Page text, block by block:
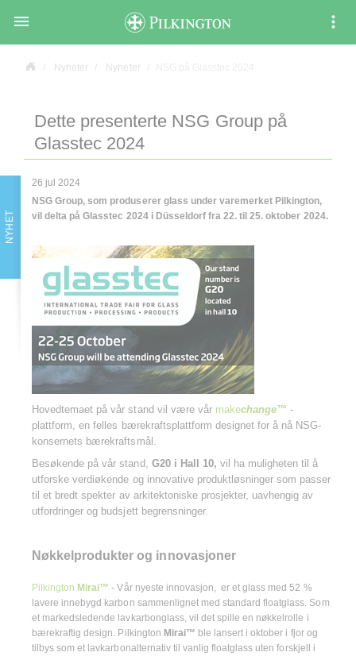

Nyheter Nyheter
Dette presenterte NSG Group på
Glasstec 2024
NYHET
26 jul 2024
NSG Group, som produserer glass under varemerket Pilkington,
vil delta på Glasstec 2024 i Düsseldorf fra 22. til 25. oktober 2024.
Hovedtemaet på vår stand vil være vår makechange™ -
plattform, en felles bærekraftsplattform designet for å nå NSG-
konsernets bærekraftsmål.
Besøkende på vår stand, G20 i Hall 10, vil ha muligheten til å
utforske verdiøkende og innovative produktløsninger som passer
til et bredt spekter av arkitektoniske prosjekter, uavhengig av
utfordringer og budsjett begrensninger.
Nøkkelprodukter og innovasjoner
Pilkington Mirai™ - Vår nyeste innovasjon, er et glass med 52 %
lavere innebygd karbon sammenlignet med standard floatglass. Som
et markedsledende lavkarbonglass, vil det spille en nøkkelrolle i
bærekraftig design. Pilkington Mirai™ ble lansert i oktober i fjor og
tilbys som et lavkarbonalternativ til vanlig floatglass uten forskjell i